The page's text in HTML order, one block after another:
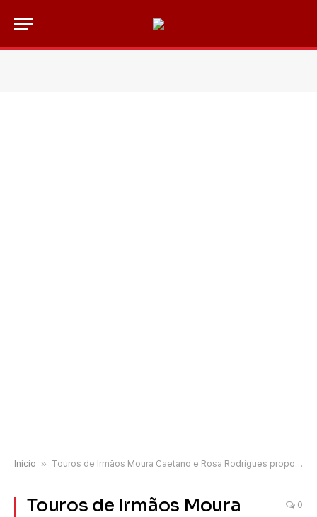
Início » Touros de Irmãos Moura Caetano e Rosa Rodrigues proporcionam triunfos em Estella
Touros de Irmãos Moura
0